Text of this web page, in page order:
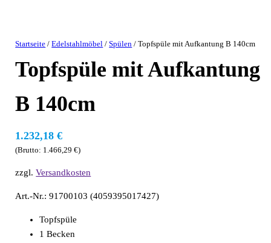
Startseite /Edelstahlmöbel /Spülen / Topfspüle mit Aufkantung B 140cm
Topfspüle mit Aufkantung
B 140cm
1.232,18€
(Brutto: 1.466,29€)
zzgl.Versandkosten
Art.-Nr.: 91700103 (4059395017427)
Topfspüle
1 Becken